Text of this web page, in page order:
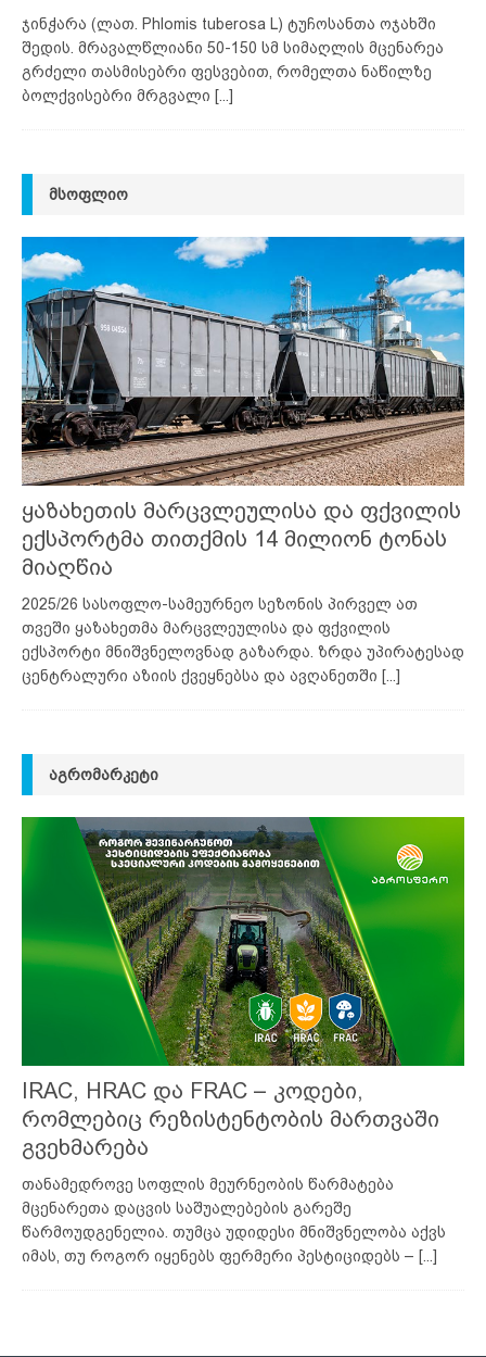
ჯინჭარა (ლათ. Phlomis tuberosa L) ტუჩოსანთა ოჯახში
შედის. მრავალწლიანი 50-150 სმ სიმაღლის მცენარეა
გრძელი თასმისებრი ფესვებით, რომელთა ნაწილზე
ბოლქვისებრი მრგვალი [...]
ᲛᲡᲝᲤᲚᲘᲝ
ყაზახეთის მარცვლეულისა და ფქვილის
ექსპორტმა თითქმის 14 მილიონ ტონას
მიაღწია
2025/26 სასოფლო-სამეურნეო სეზონის პირველ ათ
თვეში ყაზახეთმა მარცვლეულისა და ფქვილის
ექსპორტი მნიშვნელოვნად გაზარდა. ზრდა უპირატესად
ცენტრალური აზიის ქვეყნებსა და ავღანეთში [...]
ᲐᲒᲠᲝᲛᲐᲠᲙᲔᲢᲘ
IRAC, HRAC და FRAC – კოდები,
რომლებიც რეზისტენტობის მართვაში
გვეხმარება
თანამედროვე სოფლის მეურნეობის წარმატება
მცენარეთა დაცვის საშუალებების გარეშე
წარმოუდგენელია. თუმცა უდიდესი მნიშვნელობა აქვს
იმას, თუ როგორ იყენებს ფერმერი პესტიციდებს – [...]